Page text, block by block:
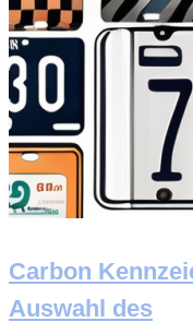
Carbon
Auswahl des